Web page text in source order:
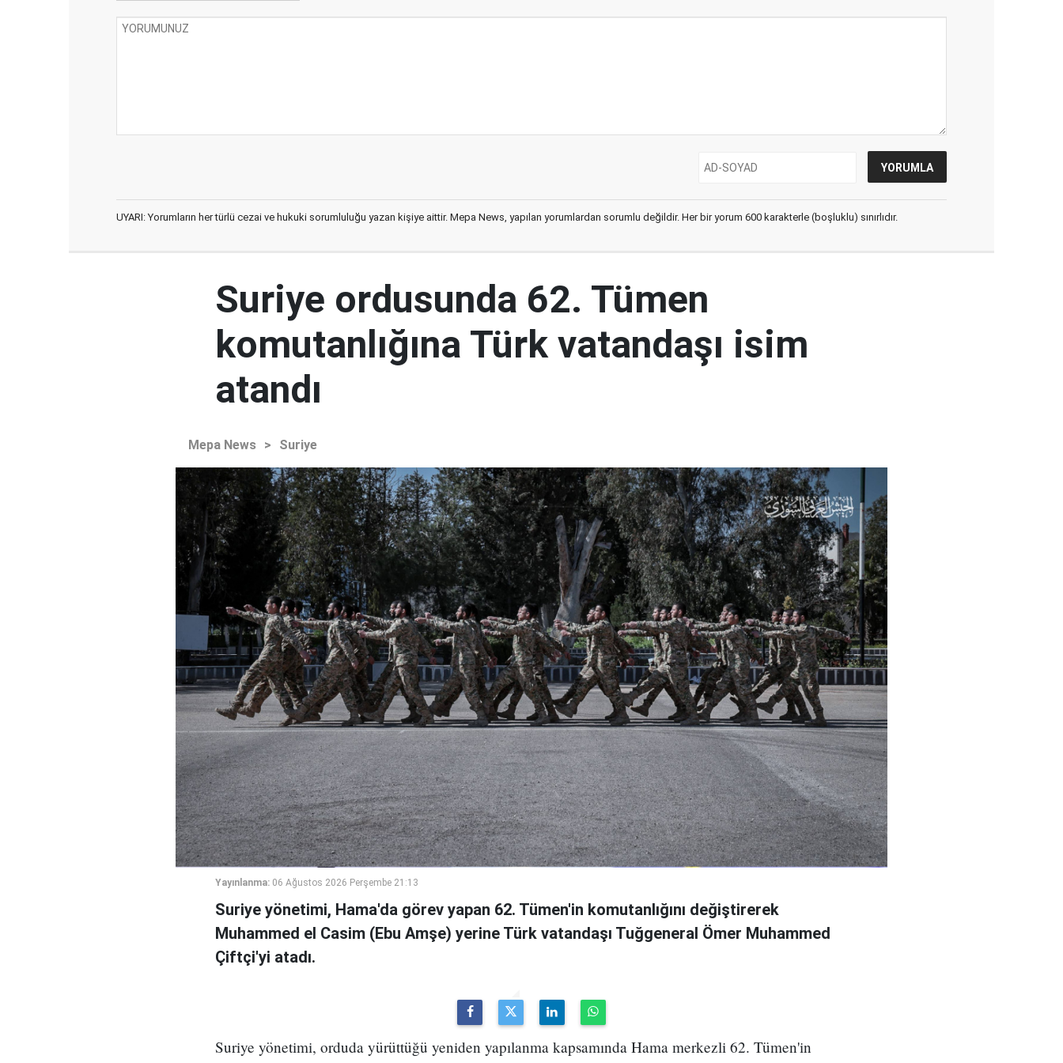
UYARI: Yorumların her türlü cezai ve hukuki sorumluluğu yazan kişiye aittir. Mepa News, yapılan yorumlardan sorumlu değildir. Her bir yorum 600 karakterle (boşluklu) sınırlıdır.
Suriye ordusunda 62. Tümen
komutanlığına Türk vatandaşı isim
atandı
Mepa News > Suriye
Yayınlanma: 06 Ağustos 2026 Perşembe 21:13
Suriye yönetimi, Hama'da görev yapan 62. Tümen'in komutanlığını değiştirerek
Muhammed el Casim (Ebu Amşe) yerine Türk vatandaşı Tuğgeneral Ömer Muhammed
Çiftçi'yi atadı.
Suriye yönetimi, orduda yürüttüğü yeniden yapılanma kapsamında Hama merkezli 62. Tümen'in